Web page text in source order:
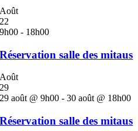
Août
22
9h00 - 18h00
Réservation salle des mitaus
Août
29
29 août @ 9h00 -30 août @ 18h00
Réservation salle des mitaus